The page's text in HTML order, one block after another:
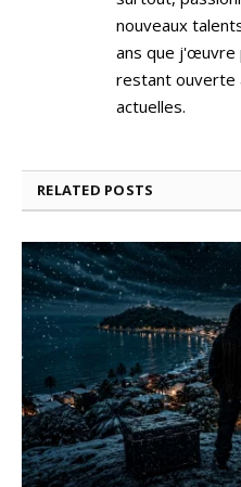
nouveaux
ans que j'œuvre
restant ouverte
actuelles.
RELATED POSTS